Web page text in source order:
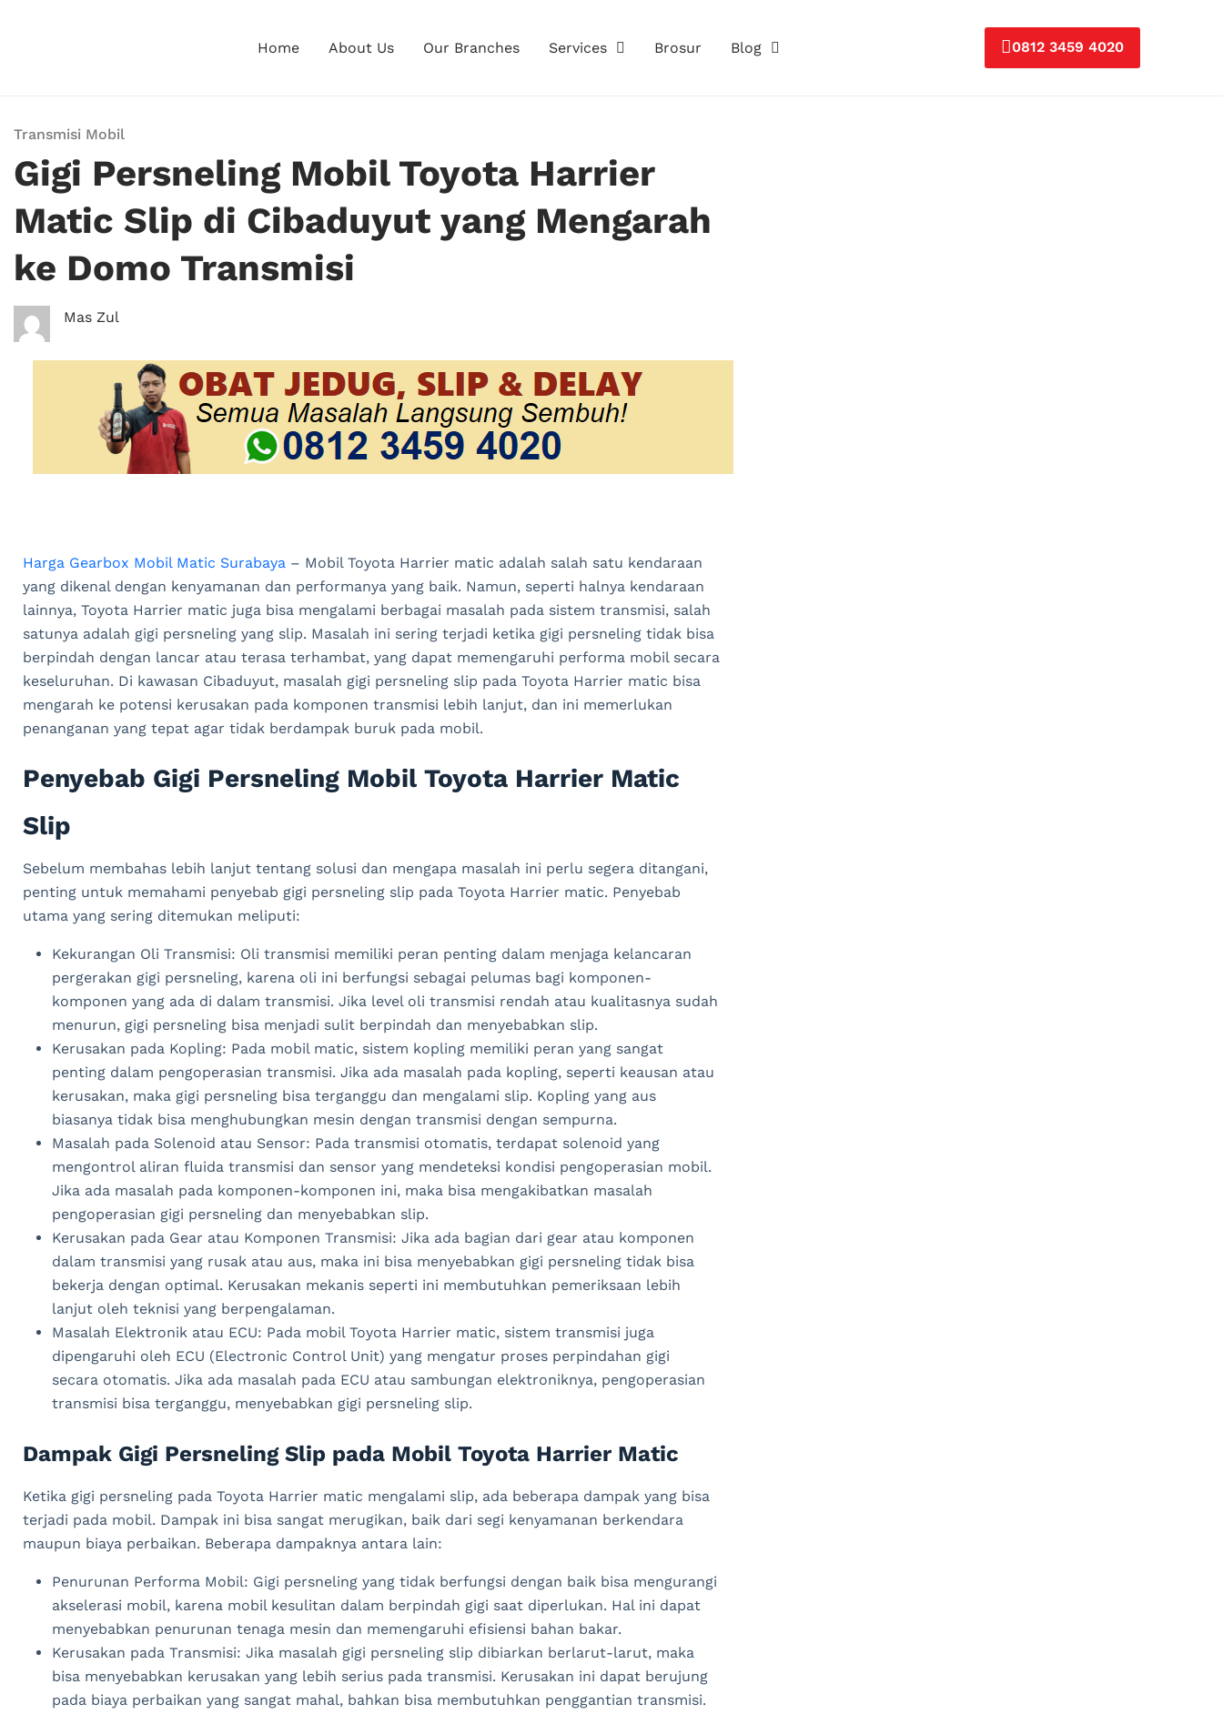
Home About Us Our Branches Services Brosur Blog 0812 3459 4020
Transmisi Mobil
Gigi Persneling Mobil Toyota Harrier
Matic Slip di Cibaduyut yang Mengarah
ke Domo Transmisi
Mas Zul
Harga Gearbox Mobil Matic Surabaya – Mobil Toyota Harrier matic adalah salah satu kendaraan
yang dikenal dengan kenyamanan dan performanya yang baik. Namun, seperti halnya kendaraan
lainnya, Toyota Harrier matic juga bisa mengalami berbagai masalah pada sistem transmisi, salah
satunya adalah gigi persneling yang slip. Masalah ini sering terjadi ketika gigi persneling tidak bisa
berpindah dengan lancar atau terasa terhambat, yang dapat memengaruhi performa mobil secara
keseluruhan. Di kawasan Cibaduyut, masalah gigi persneling slip pada Toyota Harrier matic bisa
mengarah ke potensi kerusakan pada komponen transmisi lebih lanjut, dan ini memerlukan
penanganan yang tepat agar tidak berdampak buruk pada mobil.
Penyebab Gigi Persneling Mobil Toyota Harrier Matic
Slip
Sebelum membahas lebih lanjut tentang solusi dan mengapa masalah ini perlu segera ditangani,
penting untuk memahami penyebab gigi persneling slip pada Toyota Harrier matic. Penyebab
utama yang sering ditemukan meliputi:
Kekurangan Oli Transmisi: Oli transmisi memiliki peran penting dalam menjaga kelancaran
pergerakan gigi persneling, karena oli ini berfungsi sebagai pelumas bagi komponen-
komponen yang ada di dalam transmisi. Jika level oli transmisi rendah atau kualitasnya sudah
menurun, gigi persneling bisa menjadi sulit berpindah dan menyebabkan slip.
Kerusakan pada Kopling: Pada mobil matic, sistem kopling memiliki peran yang sangat
penting dalam pengoperasian transmisi. Jika ada masalah pada kopling, seperti keausan atau
kerusakan, maka gigi persneling bisa terganggu dan mengalami slip. Kopling yang aus
biasanya tidak bisa menghubungkan mesin dengan transmisi dengan sempurna.
Masalah pada Solenoid atau Sensor: Pada transmisi otomatis, terdapat solenoid yang
mengontrol aliran fluida transmisi dan sensor yang mendeteksi kondisi pengoperasian mobil.
Jika ada masalah pada komponen-komponen ini, maka bisa mengakibatkan masalah
pengoperasian gigi persneling dan menyebabkan slip.
Kerusakan pada Gear atau Komponen Transmisi: Jika ada bagian dari gear atau komponen
dalam transmisi yang rusak atau aus, maka ini bisa menyebabkan gigi persneling tidak bisa
bekerja dengan optimal. Kerusakan mekanis seperti ini membutuhkan pemeriksaan lebih
lanjut oleh teknisi yang berpengalaman.
Masalah Elektronik atau ECU: Pada mobil Toyota Harrier matic, sistem transmisi juga
dipengaruhi oleh ECU (Electronic Control Unit) yang mengatur proses perpindahan gigi
secara otomatis. Jika ada masalah pada ECU atau sambungan elektroniknya, pengoperasian
transmisi bisa terganggu, menyebabkan gigi persneling slip.
Dampak Gigi Persneling Slip pada Mobil Toyota Harrier Matic
Ketika gigi persneling pada Toyota Harrier matic mengalami slip, ada beberapa dampak yang bisa
terjadi pada mobil. Dampak ini bisa sangat merugikan, baik dari segi kenyamanan berkendara
maupun biaya perbaikan. Beberapa dampaknya antara lain:
Penurunan Performa Mobil: Gigi persneling yang tidak berfungsi dengan baik bisa mengurangi
akselerasi mobil, karena mobil kesulitan dalam berpindah gigi saat diperlukan. Hal ini dapat
menyebabkan penurunan tenaga mesin dan memengaruhi efisiensi bahan bakar.
Kerusakan pada Transmisi: Jika masalah gigi persneling slip dibiarkan berlarut-larut, maka
bisa menyebabkan kerusakan yang lebih serius pada transmisi. Kerusakan ini dapat berujung
pada biaya perbaikan yang sangat mahal, bahkan bisa membutuhkan penggantian transmisi.